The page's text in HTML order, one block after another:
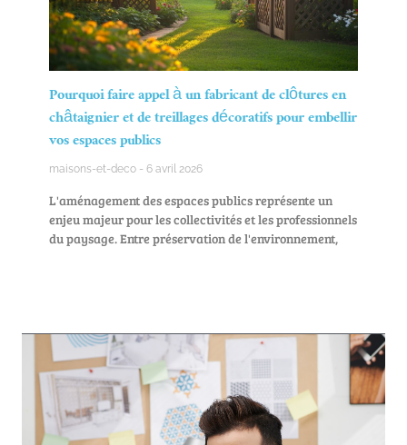
Pourquoi faire appel à un fabricant de clôtures en
châtaignier et de treillages décoratifs pour embellir
vos espaces publics
maisons-et-deco 6 avril 2026
L'aménagement des espaces publics représente un
enjeu majeur pour les collectivités et les professionnels
du paysage. Entre préservation de l'environnement,